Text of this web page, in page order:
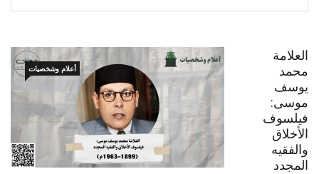
أعلام وشخصيات
العلامة
محمد
يوسف
موسى:
فيلسوف
الأخلاق
والفقيه
المجدد